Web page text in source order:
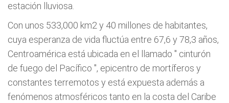
estación lluviosa.
Con unos 533,000 km2 y 40 millones de habitantes,
cuya esperanza de vida fluctúa entre 67,6 y 78,3 años,
Centroamérica está ubicada en el llamado " cinturón
de fuego del Pacífico ", epicentro de mortíferos y
constantes terremotos y está expuesta además a
fenómenos atmosféricos tanto en la costa del Caribe